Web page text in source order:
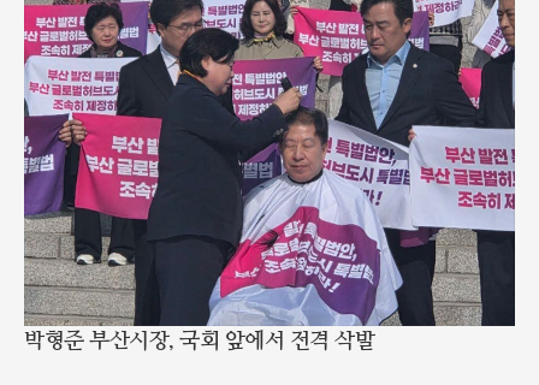
박형준 부산시장, 국회 앞에서 전격 삭발